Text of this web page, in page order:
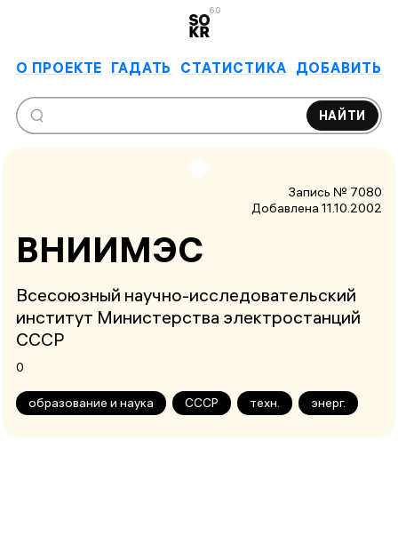
6.0
О ПРОЕКТЕ ГАДАТЬ СТАТИСТИКА ДОБАВИТЬ
НАЙТИ
Запись № 7080
Добавлена 11.10.2002
ВНИИМЭС
Всесоюзный научно-исследовательский
институт Министерства электростанций
СССР
0
образование и наука СССР техн. энерг.